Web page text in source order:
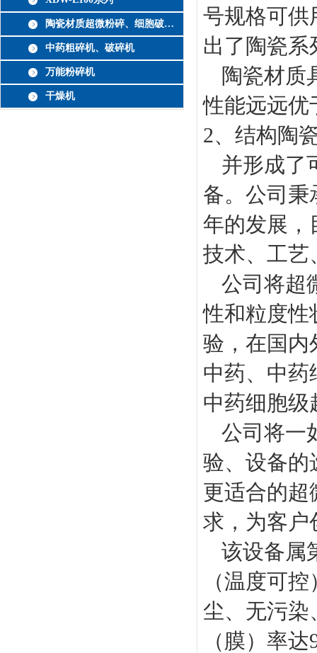
陶瓷材质超微粉碎、细胞破壁机
中药粗碎机、破碎机
万能粉碎机
干燥机
号规格可供
出了陶瓷系
陶瓷材质
性能远远优
2、结构陶
并形成了
备。公司秉
年的发展，
技术、工艺
公司将超
性和粒度性
验，在国内
中药、中药
中药细胞级
公司将一
验、设备的
更适合的超
求，为客户
该设备属
（温度可
尘、无污染
（膜）率